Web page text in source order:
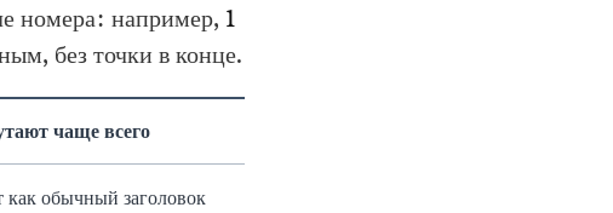
номера: например, 1
без точки в конце.
чаще всего
обычный заголовок